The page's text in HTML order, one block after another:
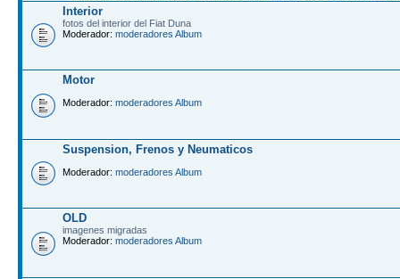
Interior
fotos del interior del Fiat Duna
Moderador: moderadores Album
Motor
Moderador: moderadores Album
Suspension, Frenos y Neumaticos
Moderador: moderadores Album
OLD
imagenes migradas
Moderador: moderadores Album